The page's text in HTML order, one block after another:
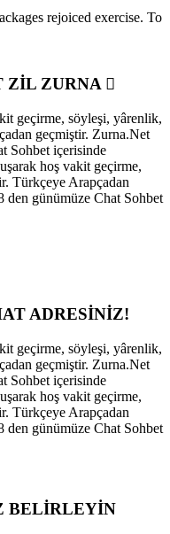
rejoiced exercise. To
ZİL ZURNA
geçirme, söyleşi, yârenlik,
geçmiştir. Zurna.Net
Sohbet içerisinde
hoş vakit geçirme,
Türkçeye Arapçadan
den günümüze Chat Sohbet
ADRESİNİZ!
geçirme, söyleşi, yârenlik,
geçmiştir. Zurna.Net
Sohbet içerisinde
hoş vakit geçirme,
Türkçeye Arapçadan
den günümüze Chat Sohbet
BELİRLEYİN